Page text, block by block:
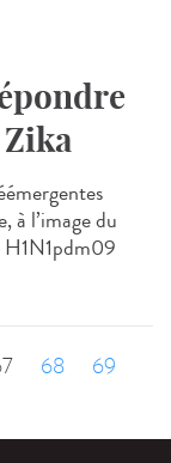
à l’image du
68
69